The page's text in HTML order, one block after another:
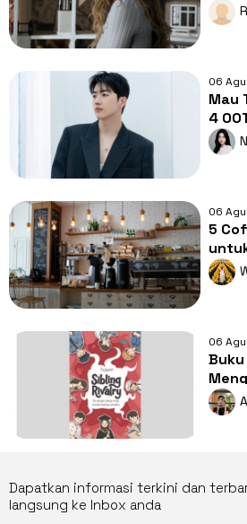
Intip
06
Mau
4
06
5
06
Kecil
Dapatkan informasi terkini dan
langsung ke Inbox anda